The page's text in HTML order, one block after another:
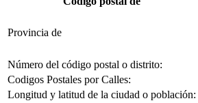
Provincia de
Número del código postal o distrito:
Codigos Postales por Calles:
Longitud y latitud de la ciudad o población: